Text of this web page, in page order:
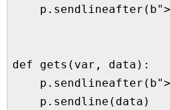
def gets(var, data):
    p.sendline(data)